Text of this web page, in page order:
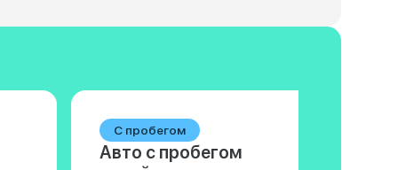
С пробегом
Авто с пробегом